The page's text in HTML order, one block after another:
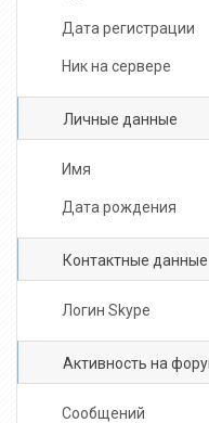
Дата регистрации
Ник на сервере
Личные данные
Имя
Дата рождения
Контактные данные
Логин Skype
Активность на
Сообщений